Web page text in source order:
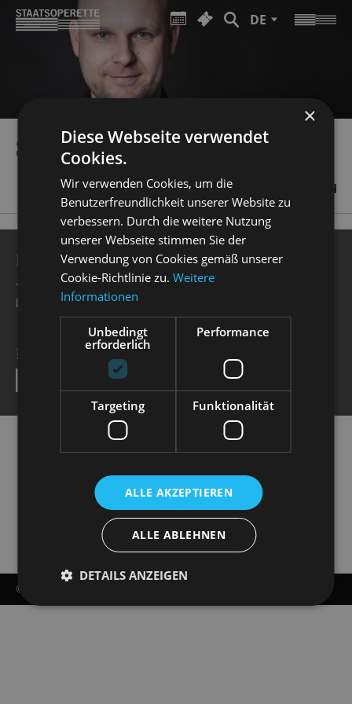
DE
SEBASTIAN RITSCHEL
BESUCHERSERVICE
+49 351 32042 222
karten@staatsoperette.de
NEWSLETTER
© COPYRIGHT - STAATSOPERETTE DRESDEN 2026
×
Diese Webseite verwendet
Cookies.
Wir verwenden Cookies, um die
Benutzerfreundlichkeit unserer Website zu
verbessern. Durch die weitere Nutzung
unserer Webseite stimmen Sie der
Verwendung von Cookies gemäß unserer
Cookie-Richtlinie zu.Weitere
Informationen
Unbedingt
erforderlich
Performance
Targeting Funktionalität
ALLE AKZEPTIEREN
ALLE ABLEHNEN
DETAILS ANZEIGEN